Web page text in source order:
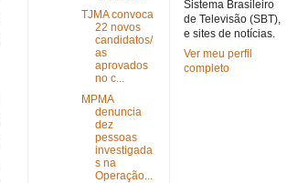
TJMA convoca
22 novos
candidatos/
as
aprovados
no c...
MPMA
denuncia
dez
pessoas
investigada
s na
Operação...
Sistema Brasileiro
de Televisão (SBT),
e sites de notícias.
Ver meu perfil
completo